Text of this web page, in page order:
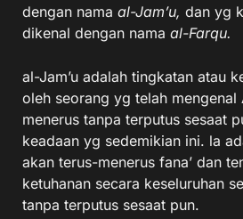
dengan nama al-Jam’u, dan yg
dikenal dengan nama al-Farqu.
al-Jam’u adalah tingkatan atau
oleh seorang yg telah mengenal
menerus tanpa terputus sesaat
keadaan yg sedemikian ini. la
akan terus-menerus fana’ dan
ketuhanan secara keseluruhan
tanpa terputus sesaat pun.